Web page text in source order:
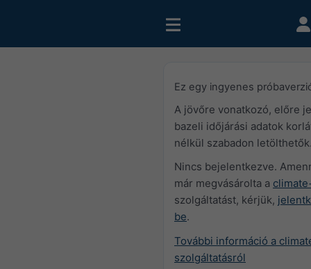
Ez egy ingyenes
A jövőre vonatkozó, előre
bazeli időjárási adatok
nélkül szabadon
Nincs bejelentkezve.
már megvásárolta a
szolgáltatást, kérjük,
be.
További információ a
szolgáltatásról